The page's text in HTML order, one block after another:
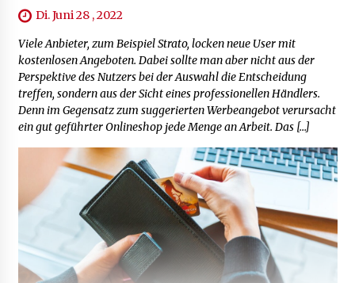
Di. Juni 28 , 2022
Viele Anbieter, zum Beispiel Strato, locken neue User mit
kostenlosen Angeboten. Dabei sollte man aber nicht aus der
Perspektive des Nutzers bei der Auswahl die Entscheidung
treffen, sondern aus der Sicht eines professionellen Händlers.
Denn im Gegensatz zum suggerierten Werbeangebot verursacht
ein gut geführter Onlineshop jede Menge an Arbeit. Das […]